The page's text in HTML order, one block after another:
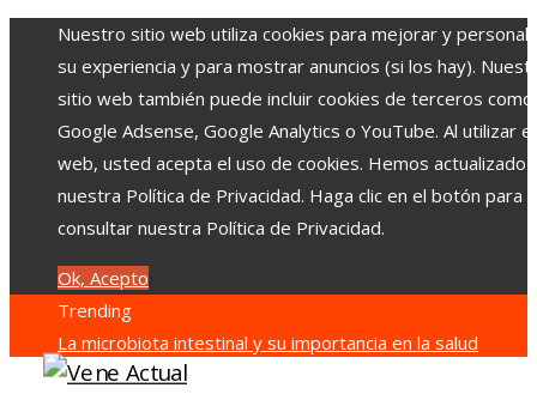
Nuestro sitio web utiliza cookies para mejorar y
su experiencia y para mostrar anuncios (si los hay).
sitio web también puede incluir cookies de terceros como
Google Adsense, Google Analytics o YouTube. Al utilizar
web, usted acepta el uso de cookies. Hemos actualizado
nuestra Política de Privacidad. Haga clic en el botón para
consultar nuestra Política de Privacidad.
Ok, Acepto
Trending
La microbiota intestinal y su importancia en la salud
humana Estrategias para generar confianza en